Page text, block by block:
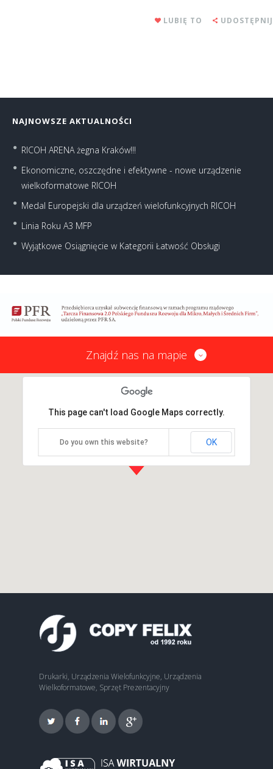
LUBIĘ TO UDOSTĘPNIJ
NAJNOWSZE AKTUALNOŚCI
RICOH ARENA żegna Kraków!!!
Ekonomiczne, oszczędne i efektywne - nowe urządzenie
wielkoformatowe RICOH
Medal Europejski dla urządzeń wielofunkcyjnych RICOH
Linia Roku A3 MFP
Wyjątkowe Osiągnięcie w Kategorii Łatwość Obsługi
Znajdź nas na mapie
This page can't load Google Maps correctly.
Do you own this website? OK
Drukarki, Urządzenia Wielofunkcyjne, Urządzenia
Wielkoformatowe, Sprzęt Prezentacyjny